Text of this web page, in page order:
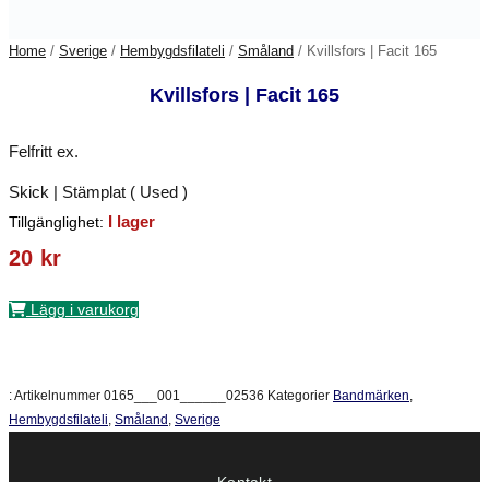
Home / Sverige / Hembygdsfilateli / Småland / Kvillsfors | Facit 165
Kvillsfors | Facit 165
Felfritt ex.
Skick | Stämplat ( Used )
Tillgänglighet: I lager
20 kr
Lägg i varukorg
:Artikelnummer 0165___001______02536 Kategorier Bandmärken,
Hembygdsfilateli, Småland , Sverige